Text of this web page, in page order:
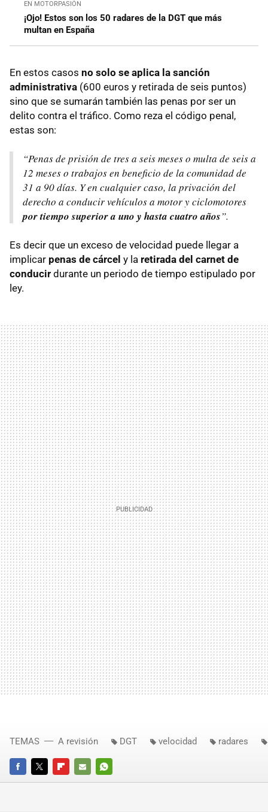
EN MOTORPASIÓN
¡Ojo! Estos son los 50 radares de la DGT que más
multan en España
En estos casos no solo se aplica la sanción
administrativa (600 euros y retirada de seis puntos)
sino que se sumarán también las penas por ser un
delito contra el tráfico. Como reza el código penal,
estas son:
“Penas de prisión de tres a seis meses o multa de seis a
12 meses o trabajos en beneficio de la comunidad de
31 a 90 días. Y en cualquier caso, la privación del
derecho a conducir vehículos a motor y ciclomotores
por tiempo superior a uno y hasta cuatro años”.
Es decir que un exceso de velocidad puede llegar a
implicar penas de cárcel y la retirada del carnet de
conducir durante un periodo de tiempo estipulado por
ley.
FACEBOOKTWITTERFLIPBOARD
E-
WHATSAPP
TEMAS A revisión DGT velocidad radares